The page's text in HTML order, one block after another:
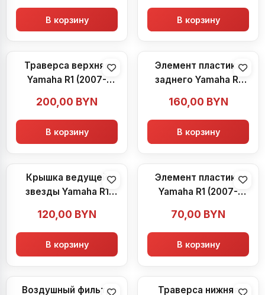
В корзину В корзину
Траверса верхняя
Yamaha R1 (2007-
200,00 BYN
В корзину
Элемент пластика
заднего Yamaha R1
160,00 BYN
В корзину
Крышка ведущей
звезды Yamaha R1
120,00 BYN
В корзину
Элемент пластика
Yamaha R1 (2007-
70,00 BYN
В корзину
Воздушный фильтр
Траверса нижняя